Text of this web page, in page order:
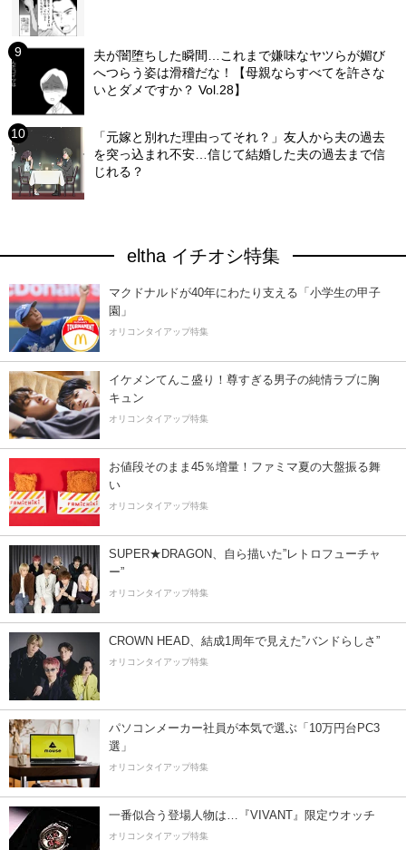
夫が闇堕ちした瞬間…これまで嫌味なヤツらが媚び
へつらう姿は滑稽だな！【母親ならすべてを許さな
いとダメですか？ Vol.28】
「元嫁と別れた理由ってそれ？」友人から夫の過去
を突っ込まれ不安…信じて結婚した夫の過去まで信
じれる？
eltha イチオシ特集
マクドナルドが40年にわたり支える「小学生の甲子
園」
オリコンタイアップ特集
イケメンてんこ盛り！尊すぎる男子の純情ラブに胸
キュン
オリコンタイアップ特集
お値段そのまま45％増量！ファミマ夏の大盤振る舞
い
オリコンタイアップ特集
SUPER★DRAGON、自ら描いた”レトロフューチャ
ー”
オリコンタイアップ特集
CROWN HEAD、結成1周年で見えた”バンドらしさ”
オリコンタイアップ特集
パソコンメーカー社員が本気で選ぶ「10万円台PC3
選」
オリコンタイアップ特集
一番似合う登場人物は…『VIVANT』限定ウオッチ
オリコンタイアップ特集